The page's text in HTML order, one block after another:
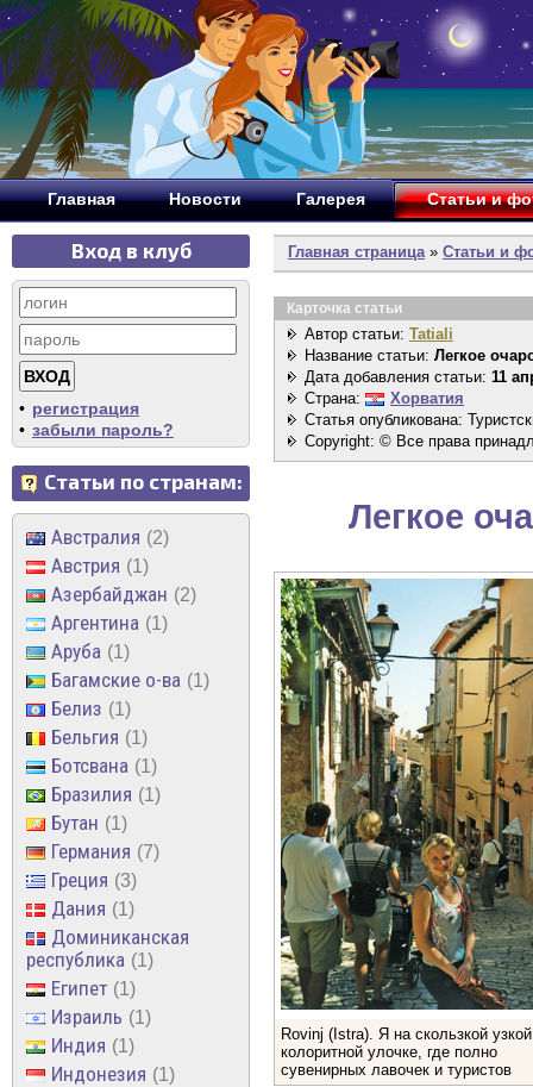
Главная Новости Галерея Статьи и
Вход в клуб
• регистрация
• забыли пароль?
Статьи по странам:
Австралия 2
Австрия 1
Азербайджан 2
Аргентина 1
Аруба 1
Багамские о-ва 1
Белиз 1
Бельгия 1
Ботсвана 1
Бразилия 1
Бутан 1
Германия 7
Греция 3
Дания 1
Доминиканская
республика
1
Египет 1
Израиль 1
Индия 1
Индонезия 1
Главная страница» Статьи и
Карточка статьи
Автор статьи: Tatiali
Название статьи: Легкое
Дата добавления статьи: 11
Страна:
Хорватия
Статья опубликована:
Copyright: © Все права
Легкое
Rovinj (Istra). Я на скользкой узкой
колоритной улочке, где полно
сувенирных лавочек и туристов